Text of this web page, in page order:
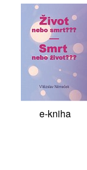
e-kniha